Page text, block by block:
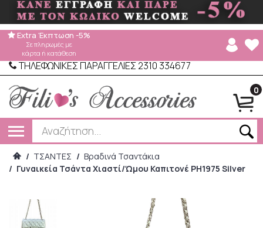
ΤΗΛΕΦΩΝΙΚΕΣ ΠΑΡΑΓΓΕΛΙΕΣ 2310 334677
0
Extra Έκπτωση -5%
Σε πληρωμές με
κάρτα ή κατάθεση
/ ΤΣΑΝΤΕΣ / Βραδινά Τσαντάκια
/ Γυναικεία Τσάντα Χιαστί/Ώμου Καπιτονέ PH1975 Silver